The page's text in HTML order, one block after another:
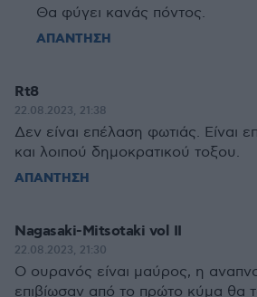
Θα φύγει κανάς πόντος.
ΑΠΑΝΤΗΣΗ
Rt8
22.08.2023, 21:38
Δεν είναι επέλαση φωτιάς. Είναι
και λοιπού δημοκρατικού τοξου.
ΑΠΑΝΤΗΣΗ
Nagasaki-Mitsotaki vol II
22.08.2023, 21:30
Ο ουρανός είναι μαύρος, η
επιβίωσαν από το πρώτο κύμα θα